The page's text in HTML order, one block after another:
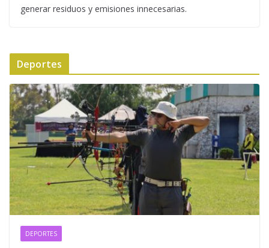
generar residuos y emisiones innecesarias.
Deportes
DEPORTES